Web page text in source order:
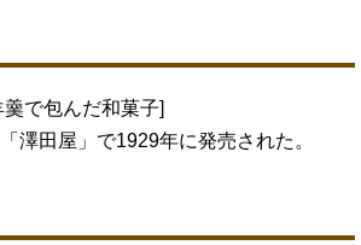
で包んだ和菓子]
澤田屋」で1929年に発売された。